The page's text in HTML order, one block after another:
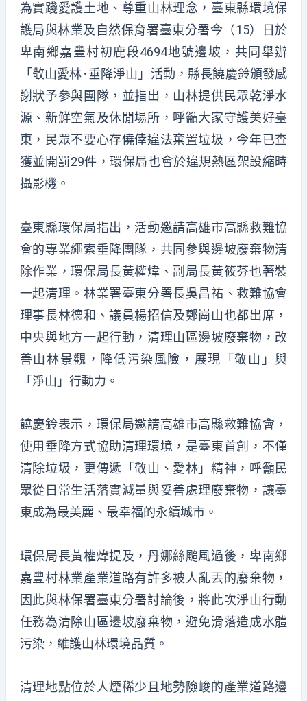
為實踐愛護土地、尊重山林理念，臺東縣環境保
護局與林業及自然保育署臺東分署今（15）日於
卑南鄉嘉豐村初鹿段4694地號邊坡，共同舉辦
「敬山愛林･垂降淨山」活動，縣長饒慶鈴頒發感
謝狀予參與團隊，並指出，山林提供民眾乾淨水
源、新鮮空氣及休閒場所，呼籲大家守護美好臺
東，民眾不要心存僥倖違法棄置垃圾，今年已查
獲並開罰29件，環保局也會於違規熱區架設縮時
攝影機。
臺東縣環保局指出，活動邀請高雄市高縣救難協
會的專業繩索垂降團隊，共同參與邊坡廢棄物清
除作業，環保局長黃權煒、副局長黃筱芬也著裝
一起清理。林業署臺東分署長吳昌祐、救難協會
理事長林德和、議員楊招信及鄭崗山也都出席，
中央與地方一起行動，清理山區邊坡廢棄物，改
善山林景觀，降低污染風險，展現「敬山」與
「淨山」行動力。
饒慶鈴表示，環保局邀請高雄市高縣救難協會，
使用垂降方式協助清理環境，是臺東首創，不僅
清除垃圾，更傳遞「敬山、愛林」精神，呼籲民
眾從日常生活落實減量與妥善處理廢棄物，讓臺
東成為最美麗、最幸福的永續城市。
環保局長黃權煒提及，丹娜絲颱風過後，卑南鄉
嘉豐村林業產業道路有許多被人亂丟的廢棄物，
因此與林保署臺東分署討論後，將此次淨山行動
任務為清除山區邊坡廢棄物，避免滑落造成水體
污染，維護山林環境品質。
清理地點位於人煙稀少且地勢險峻的產業道路邊